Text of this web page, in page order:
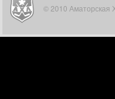
© 2010 Аматорская